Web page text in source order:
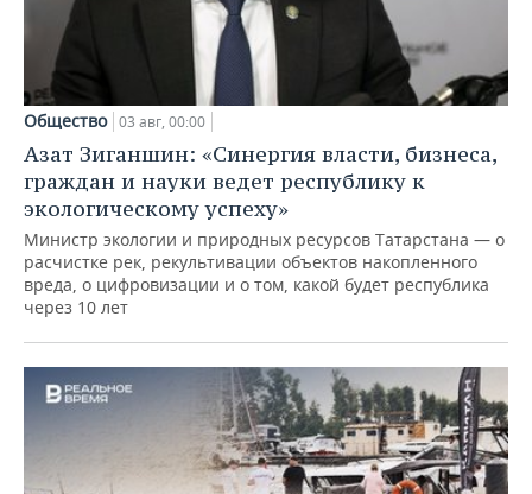
Общество 03 авг, 00:00
Азат Зиганшин: «Синергия власти, бизнеса,
граждан и науки ведет республику к
экологическому успеху»
Министр экологии и природных ресурсов Татарстана — о
расчистке рек, рекультивации объектов накопленного
вреда, о цифровизации и о том, какой будет республика
через 10 лет